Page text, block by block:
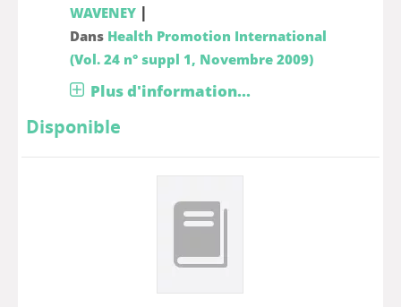
WAVENEY |
Dans Health Promotion International
(Vol. 24 n° suppl 1, Novembre 2009)
Plus d'information...
Disponible